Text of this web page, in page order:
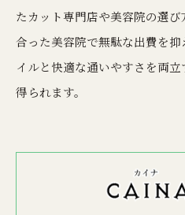
たカット専門店や美容院の選
合った美容院で無駄な出費を
イルと快適な通いやすさを両
得られます。